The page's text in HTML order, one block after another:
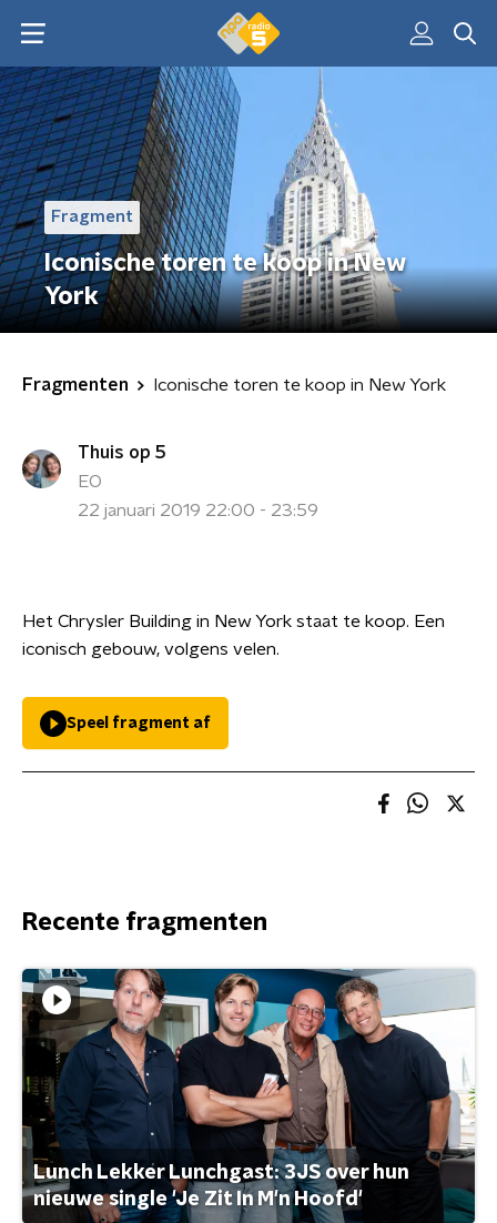
Fragment
Iconische toren te koop in New
York
Fragmenten Iconische toren te koop in New York
Thuis op 5
EO
22 januari 2019 22:00 - 23:59
Het Chrysler Building in New York staat te koop. Een
iconisch gebouw, volgens velen.
Speel fragment af
Recente fragmenten
Lunch Lekker Lunchgast: 3JS over hun
nieuwe single 'Je Zit In M'n Hoofd'